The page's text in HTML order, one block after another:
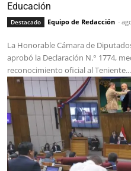
Educación
Destacado Equipo de Redacción -
La Honorable Cámara de
aprobó la Declaración N.° 1774,
reconocimiento oficial al Teniente...